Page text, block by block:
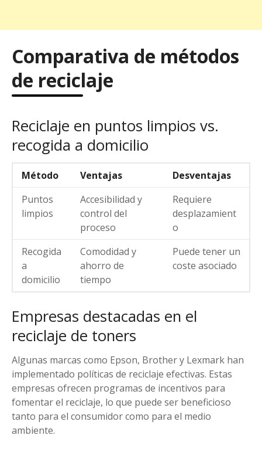
Comparativa de métodos
de reciclaje
Reciclaje en puntos limpios vs.
recogida a domicilio
Método Ventajas
Desventajas
Puntos
limpios
Accesibilidad y
control del
proceso
Requiere
desplazamient
o
Recogida
a
domicilio
Comodidad y
ahorro de
tiempo
Puede tener un
coste asociado
Empresas destacadas en el
reciclaje de toners
Algunas marcas como Epson, Brother y Lexmark han
implementado políticas de reciclaje efectivas. Estas
empresas ofrecen programas de incentivos para
fomentar el reciclaje, lo que puede ser beneficioso
tanto para el consumidor como para el medio
ambiente.